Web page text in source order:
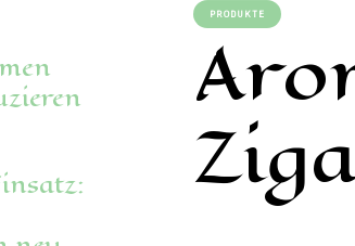
PRODUKTE